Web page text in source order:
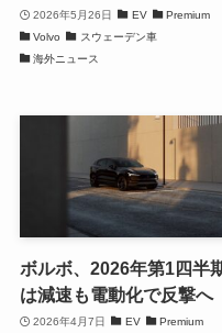
2026年5月26日 EV
Premium
Volvo
スウェーデン車
海外ニュース
ボルボ、2026年第1四半
は減速も電動化で反撃へ
2026年4月7日 EV
Premium